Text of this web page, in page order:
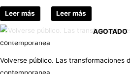
Leer más Leer más
AGOTADO
Volverse público. Las transformaciones